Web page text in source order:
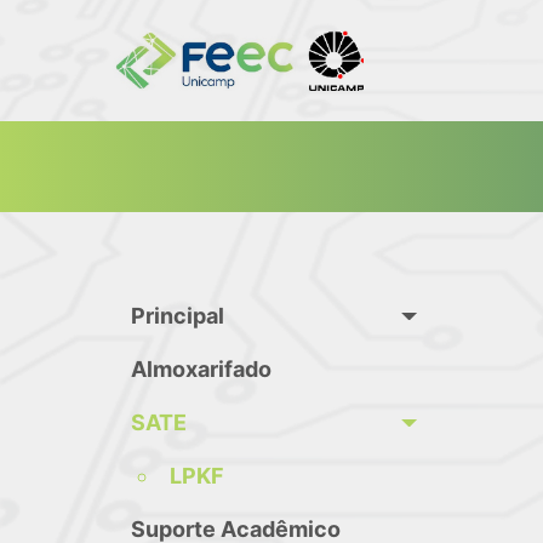
Principal
Almoxarifado
SATE
LPKF
Suporte Acadêmico